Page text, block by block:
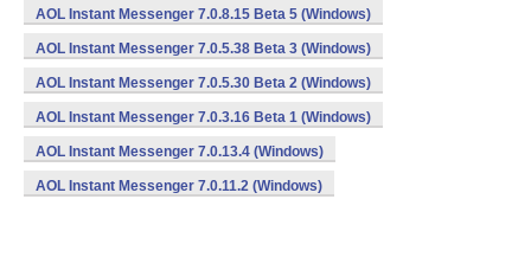
AOL Instant Messenger 7.0.8.15 Beta 5 (Windows)
AOL Instant Messenger 7.0.5.38 Beta 3 (Windows)
AOL Instant Messenger 7.0.5.30 Beta 2 (Windows)
AOL Instant Messenger 7.0.3.16 Beta 1 (Windows)
AOL Instant Messenger 7.0.13.4 (Windows)
AOL Instant Messenger 7.0.11.2 (Windows)